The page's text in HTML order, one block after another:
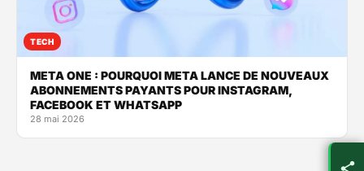
TECH
META ONE : POURQUOI META LANCE DE NOUVEAUX
ABONNEMENTS PAYANTS POUR INSTAGRAM,
FACEBOOK ET WHATSAPP
28 mai 2026